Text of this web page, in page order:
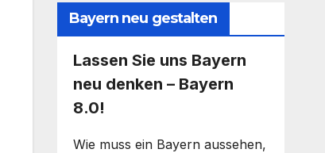
Bayern neu gestalten
Lassen Sie uns Bayern
neu denken – Bayern
8.0!
Wie muss ein Bayern aussehen,